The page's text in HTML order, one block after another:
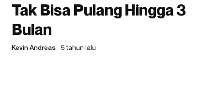
Tak Bisa Pulang Hingga 3
Bulan
Kevin Andreas 5 tahun lalu